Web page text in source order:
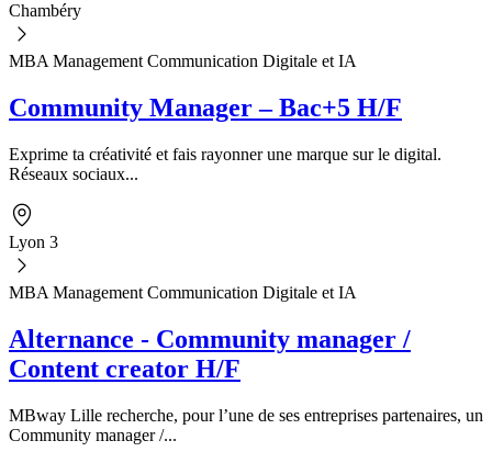
Chambéry
MBA Management Communication Digitale et IA
Community Manager – Bac+5 H/F
Exprime ta créativité et fais rayonner une marque sur le digital.
Réseaux sociaux...
Lyon 3
MBA Management Communication Digitale et IA
Alternance - Community manager /
Content creator H/F
MBway Lille recherche, pour l’une de ses entreprises partenaires, un
Community manager /...